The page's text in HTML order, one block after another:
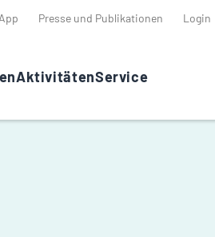
Presse und Publikationen Login
AktivitätenService